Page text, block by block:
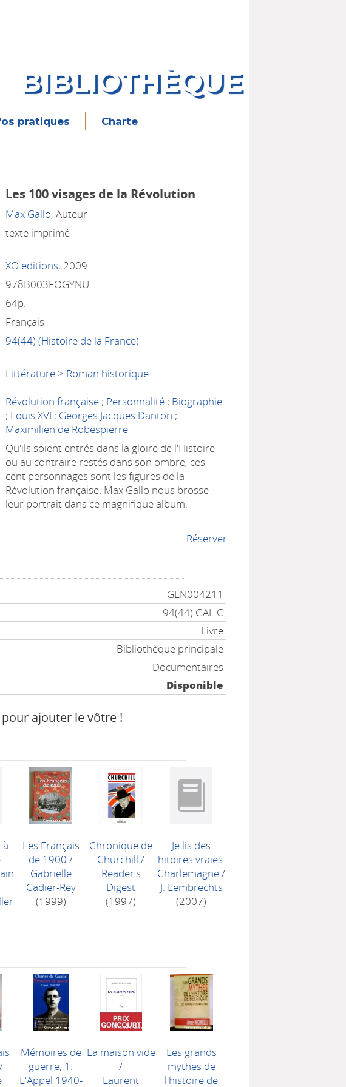
BIBLIOTHÈQUE
pratiques Charte
Les 100 visages de la Révolution
Max Gallo, Auteur
texte imprimé
XO editions, 2009
978B003FOGYNU
64p.
Français
94(44) (Histoire de la France)
Littérature > Roman historique
Révolution française ; Personnalité ; Biographie
; Louis XVI ; Georges Jacques Danton ;
Maximilien de Robespierre
Qu'ils soient entrés dans la gloire de l'Histoire
ou au contraire restés dans son ombre, ces
cent personnages sont les figures de la
Révolution française. Max Gallo nous brosse
leur portrait dans ce magnifique album.
Réserver
GEN004211
94(44) GAL C
Livre
Bibliothèque principale
Documentaires
Disponible
ajouter le vôtre !
à
Les Français
de 1900 /
Gabrielle
Cadier-Rey
(1999)
Chronique de
Churchill /
Reader's
Digest
(1997)
Je lis des
hitoires vraies.
Charlemagne/
J. Lembrechts
(2007)
/
Mémoires de
guerre, 1.
L'Appel 1940-
La maison vide
/
Laurent
Les grands
mythes de
l'histoire de